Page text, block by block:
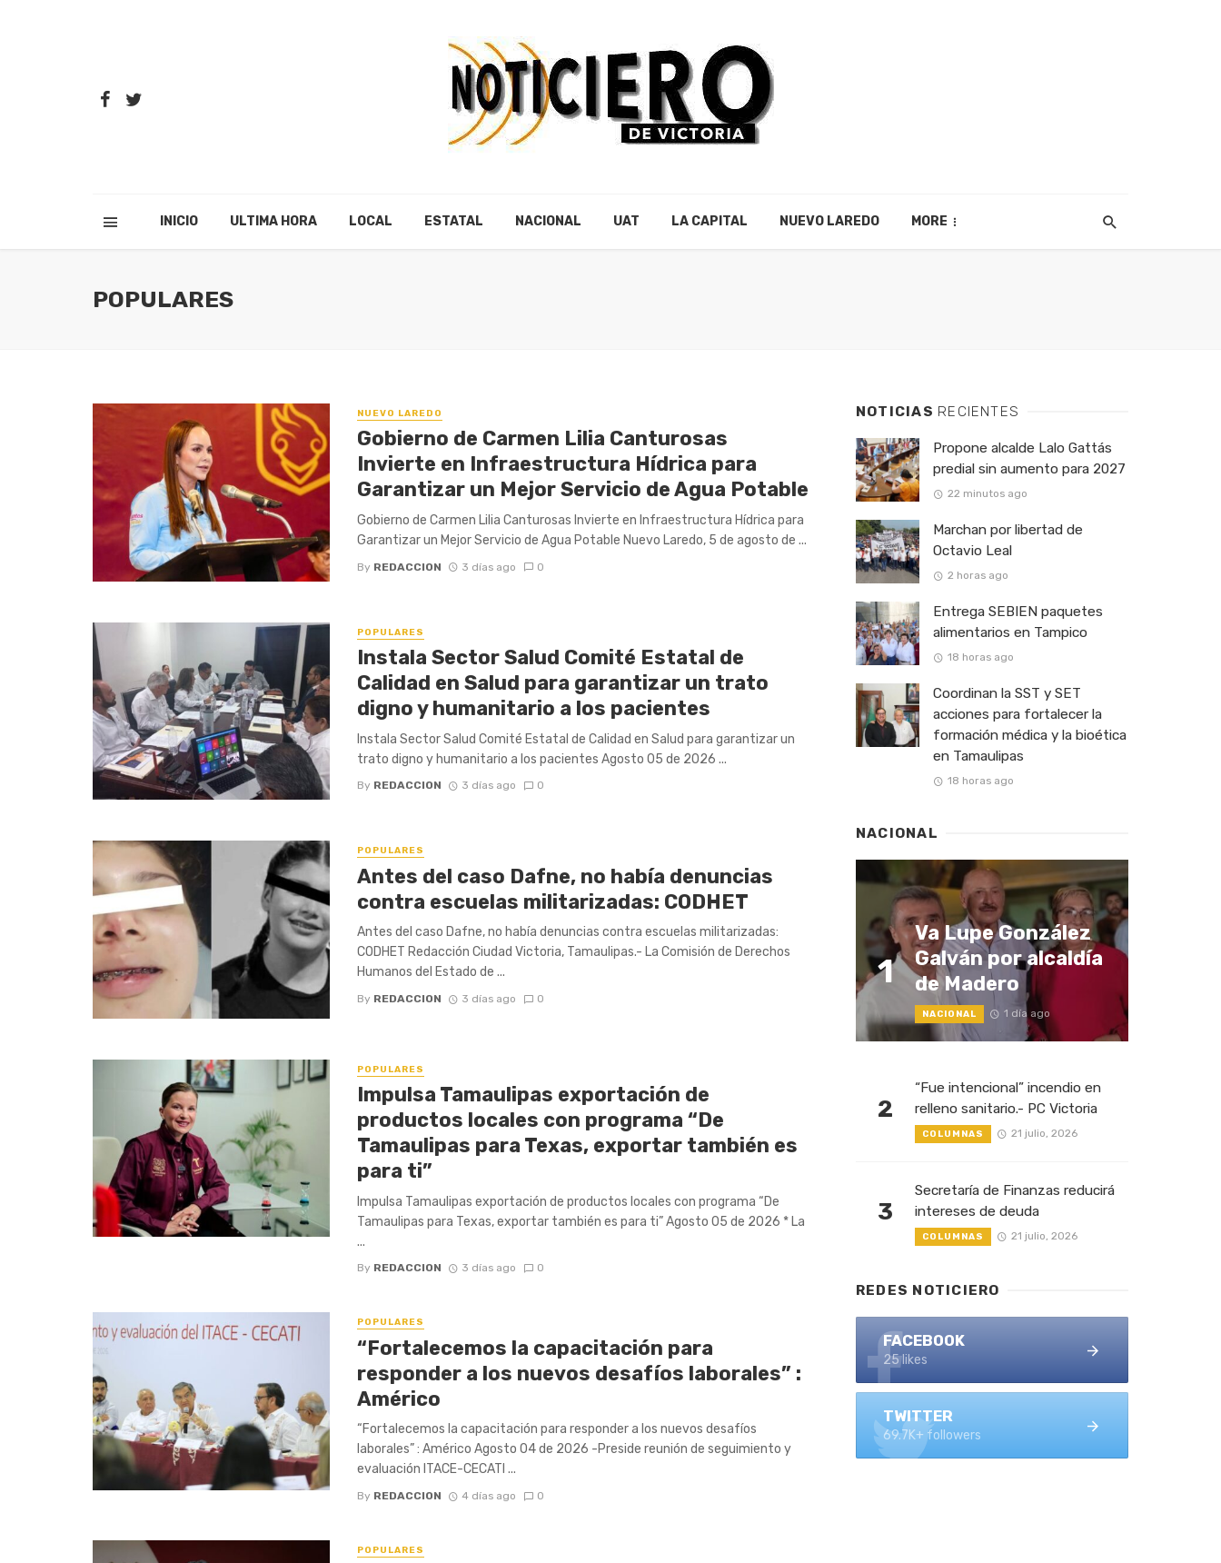
INICIO ULTIMA HORA LOCAL ESTATAL NACIONAL UAT LA CAPITAL NUEVO LAREDO MORE
POPULARES
NUEVO LAREDO
Gobierno de Carmen Lilia Canturosas
Invierte en Infraestructura Hídrica para
Garantizar un Mejor Servicio de Agua Potable
Gobierno de Carmen Lilia Canturosas Invierte en Infraestructura Hídrica para
Garantizar un Mejor Servicio de Agua Potable Nuevo Laredo, 5 de agosto de ...
By REDACCION 3 días ago 0
POPULARES
Instala Sector Salud Comité Estatal de
Calidad en Salud para garantizar un trato
digno y humanitario a los pacientes
Instala Sector Salud Comité Estatal de Calidad en Salud para garantizar un
trato digno y humanitario a los pacientes Agosto 05 de 2026 ...
By REDACCION 3 días ago 0
POPULARES
Antes del caso Dafne, no había denuncias
contra escuelas militarizadas: CODHET
Antes del caso Dafne, no había denuncias contra escuelas militarizadas:
CODHET Redacción Ciudad Victoria, Tamaulipas.- La Comisión de Derechos
Humanos del Estado de ...
By REDACCION 3 días ago 0
POPULARES
Impulsa Tamaulipas exportación de
productos locales con programa “De
Tamaulipas para Texas, exportar también es
para ti”
Impulsa Tamaulipas exportación de productos locales con programa “De
Tamaulipas para Texas, exportar también es para ti” Agosto 05 de 2026 * La
...
By REDACCION 3 días ago 0
POPULARES
“Fortalecemos la capacitación para
responder a los nuevos desafíos laborales” :
Américo
“Fortalecemos la capacitación para responder a los nuevos desafíos
laborales” : Américo Agosto 04 de 2026 -Preside reunión de seguimiento y
evaluación ITACE-CECATI ...
By REDACCION 4 días ago 0
POPULARES
NOTICIAS RECIENTES
Propone alcalde Lalo Gattás
predial sin aumento para 2027
22 minutos ago
Marchan por libertad de
Octavio Leal
2 horas ago
Entrega SEBIEN paquetes
alimentarios en Tampico
18 horas ago
Coordinan la SST y SET
acciones para fortalecer la
formación médica y la bioética
en Tamaulipas
18 horas ago
NACIONAL
1
Va Lupe González
Galván por alcaldía
de Madero
NACIONAL 1 día ago
2
“Fue intencional” incendio en
relleno sanitario.- PC Victoria
COLUMNAS 21 julio, 2026
3
Secretaría de Finanzas reducirá
intereses de deuda
COLUMNAS 21 julio, 2026
REDES NOTICIERO
FACEBOOK
25 likes
TWITTER
69.7K+ followers